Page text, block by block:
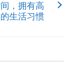
，拥有高
生活习惯